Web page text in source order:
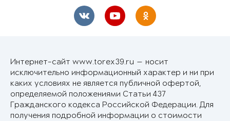
Интернет-сайт www.torex39.ru — носит
исключительно информационный характер и ни при
каких условиях не является публичной офертой,
определяемой положениями Статьи 437
Гражданского кодекса Российской Федерации. Для
получения подробной информации о стоимости